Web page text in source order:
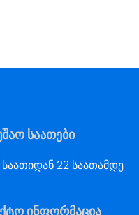
საათები
22 საათამდე
ინფორმაცია